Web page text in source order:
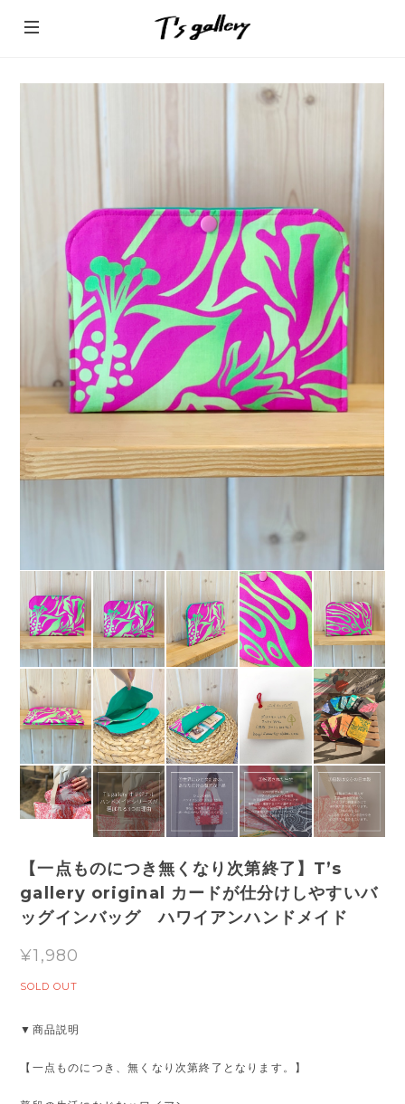
【一点ものにつき無くなり次第終了】T’s
gallery original カードが仕分けしやすいバ
ッグインバッグ ハワイアンハンドメイド
¥1,980
SOLD OUT
▼商品説明
【一点ものにつき、無くなり次第終了となります。】